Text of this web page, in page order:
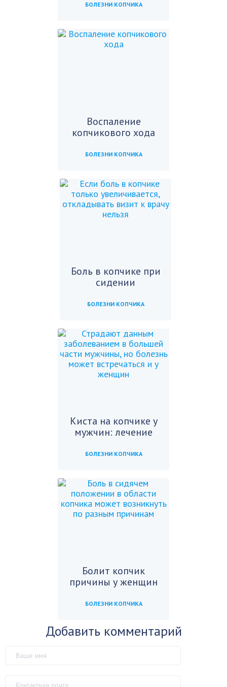
БОЛЕЗНИ КОПЧИКА
Воспаление
копчикового хода
БОЛЕЗНИ КОПЧИКА
Боль в копчике при
сидении
БОЛЕЗНИ КОПЧИКА
Киста на копчике у
мужчин: лечение
БОЛЕЗНИ КОПЧИКА
Болит копчик
причины у женщин
БОЛЕЗНИ КОПЧИКА
Добавить комментарий